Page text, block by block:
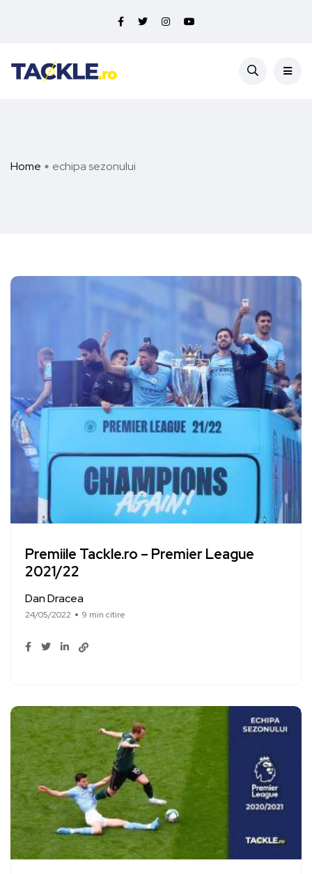
Home echipa sezonului
Premiile Tackle.ro – Premier League
2021/22
Dan Dracea
24/05/2022 9 min citire